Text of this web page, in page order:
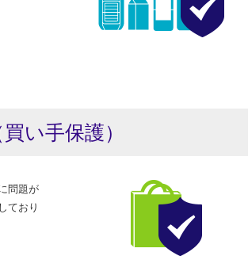
買い手保護）
問題が
ており